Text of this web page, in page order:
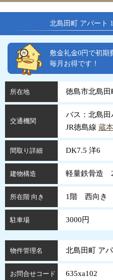
北島田町 アパート
敷金礼金0円で初期
毎月お得です！
所在地 徳島市北島田
交通機関
バス：北島
JR徳島線 蔵
間取り詳細 DK7.5 洋6
建物構造 軽量鉄骨造
所在階 向き 1階 西向き
駐車場 3000円
物件管理名 北島田町 ア
お問合せコード 635xa102